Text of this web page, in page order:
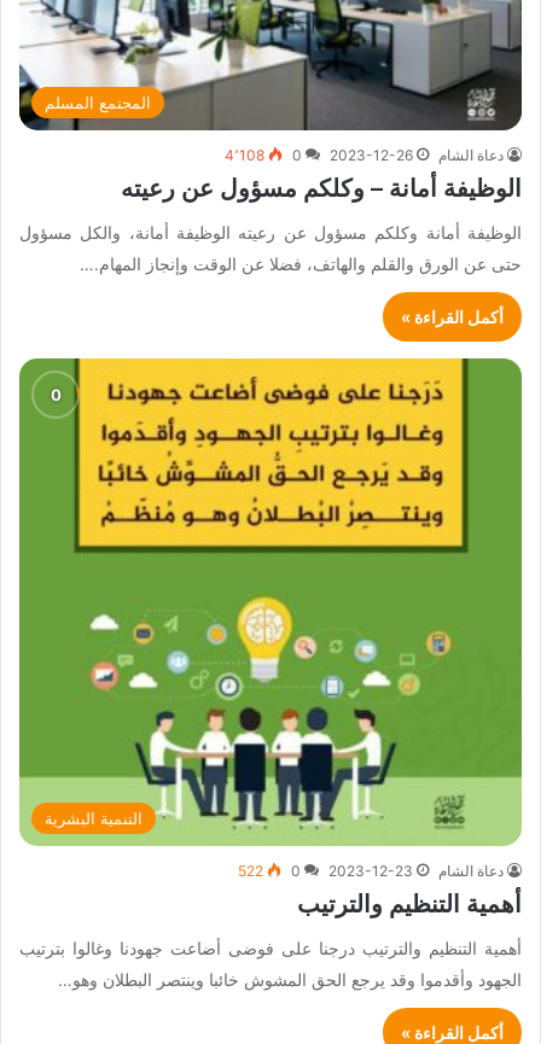
المجتمع المسلم
دعاة الشام 2023-12-26
0 4٬108
الوظيفة أمانة – وكلكم مسؤول عن رعيته
الوظيفة أمانة وكلكم مسؤول عن رعيته الوظيفة أمانة، والكل مسؤول
حتى عن الورق والقلم والهاتف، فضلا عن الوقت وإنجاز المهام.…
أكمل القراءة »
التنمية البشرية
دعاة الشام 2023-12-23
0
522
أهمية التنظيم والترتيب
أهمية التنظيم والترتيب درجنا على فوضى أضاعت جهودنا وغالوا بترتيب
الجهود وأقدموا وقد يرجع الحق المشوش خائبا وينتصر البطلان وهو…
أكمل القراءة »